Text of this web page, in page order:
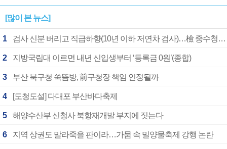
[많이 본 뉴스]
1 검사 신분 버리고 직급하향(10년 이하 저연차 검사)…檢 중수청행 기피
2 지방국립대 이르면 내년 신입생부터 ‘등록금 0원’(종합)
3 부산 북구청 쑥뜸방, 前구청장 책임 인정될까
4 [도청도설] 다대포 부산바다축제
5 해양수산부 신청사 북항재개발 부지에 짓는다
6 지역 상권도 말라죽을 판이라…가뭄 속 밀양물축제 강행 논란